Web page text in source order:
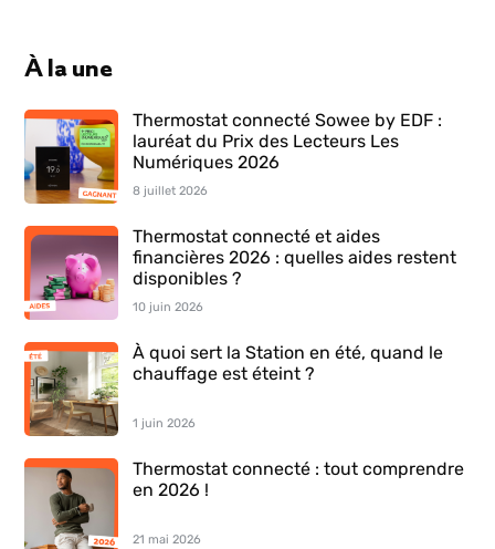
À la une
Thermostat connecté Sowee by EDF :
lauréat du Prix des Lecteurs Les
Numériques 2026
8 juillet 2026
Thermostat connecté et aides
financières 2026 : quelles aides restent
disponibles ?
10 juin 2026
À quoi sert la Station en été, quand le
chauffage est éteint ?
1 juin 2026
Thermostat connecté : tout comprendre
en 2026 !
21 mai 2026